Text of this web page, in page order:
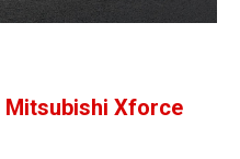
Mitsubishi Xforce